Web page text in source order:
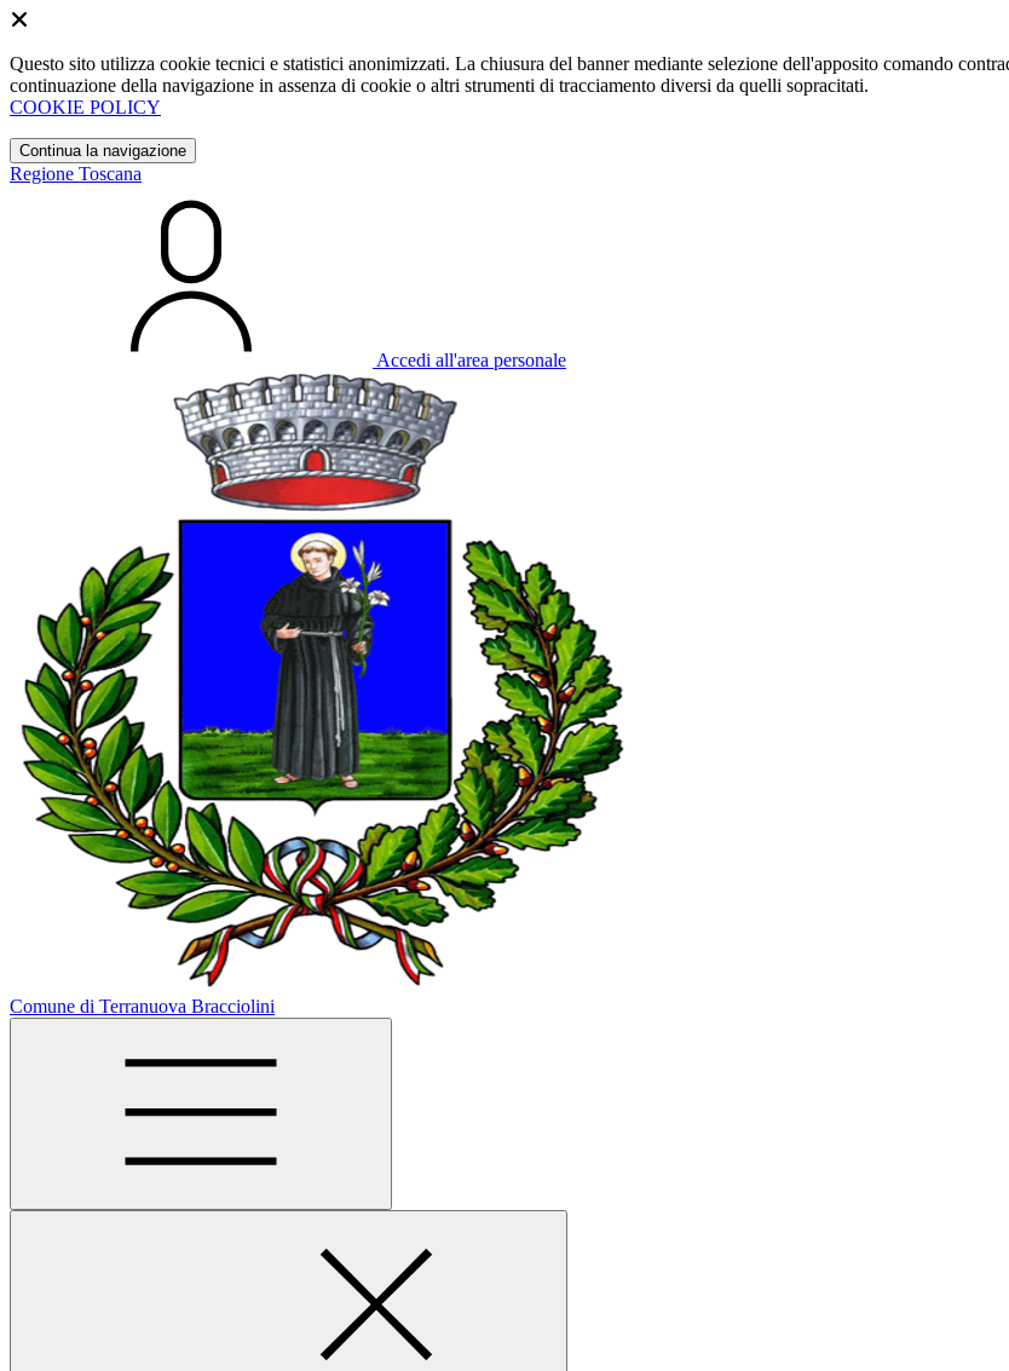
Questo sito utilizza cookie tecnici e statistici anonimizzati. La chiusura del banner mediante selezione dell'apposito comando
continuazione della navigazione in assenza di cookie o altri strumenti di tracciamento diversi da quelli sopracitati.
COOKIE POLICY
Continua la navigazione
Regione Toscana
Accedi all'area personale
Comune di Terranuova Bracciolini